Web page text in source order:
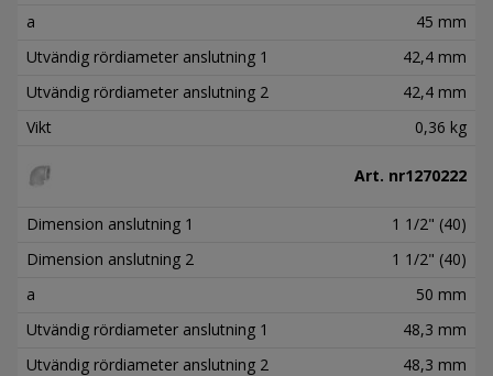
a
45 mm
Utvändig rördiameter anslutning 1
42,4 mm
Utvändig rördiameter anslutning 2
42,4 mm
Vikt
0,36 kg
Art. nr1270222
Dimension anslutning 1
1 1/2" (40)
Dimension anslutning 2
1 1/2" (40)
a
50 mm
Utvändig rördiameter anslutning 1
48,3 mm
Utvändig rördiameter anslutning 2
48,3 mm